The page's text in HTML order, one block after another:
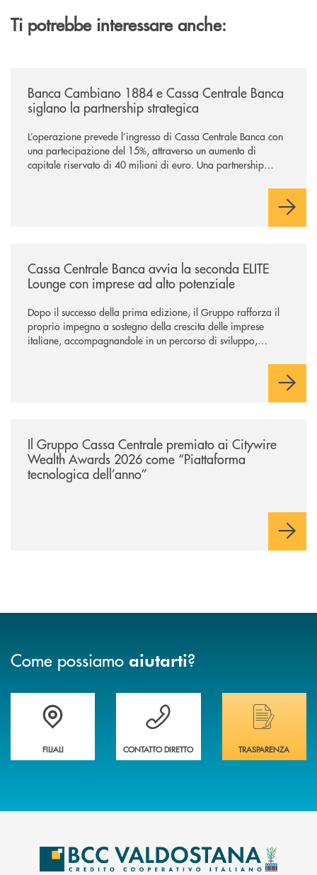
Ti potrebbe interessare anche:
Banca Cambiano 1884 e Cassa Centrale Banca
siglano la partnership strategica
L’operazione prevede l’ingresso di Cassa Centrale Banca con
una partecipazione del 15%, attraverso un aumento di
capitale riservato di 40 milioni di euro. Una partnership
comuni e sulla prossimità ai territori, per ampliare l’offerta e
Cassa Centrale Banca avvia la seconda ELITE
Lounge con imprese ad alto potenziale
Dopo il successo della prima edizione, il Gruppo rafforza il
proprio impegno a sostegno della crescita delle imprese
italiane, accompagnandole in un percorso di sviluppo,
Il Gruppo Cassa Centrale premiato ai Citywire
Wealth Awards 2026 come “Piattaforma
tecnologica dell’anno”
Come possiamo aiutarti?
Trova la filiale più vicina a te
FILIALI
Hai bisogno di assistenza immediata ?
CONTATTO DIRETTO
Hai bisogno di
TRASPARENZA